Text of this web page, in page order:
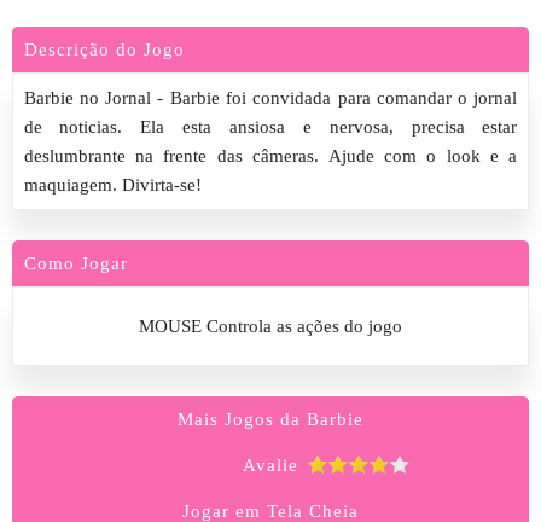
Descrição do Jogo
Barbie no Jornal - Barbie foi convidada para comandar o jornal
de noticias. Ela esta ansiosa e nervosa, precisa estar
deslumbrante na frente das câmeras. Ajude com o look e a
maquiagem. Divirta-se!
Como Jogar
MOUSE Controla as ações do jogo
Mais Jogos da Barbie
Avalie
Jogar em Tela Cheia